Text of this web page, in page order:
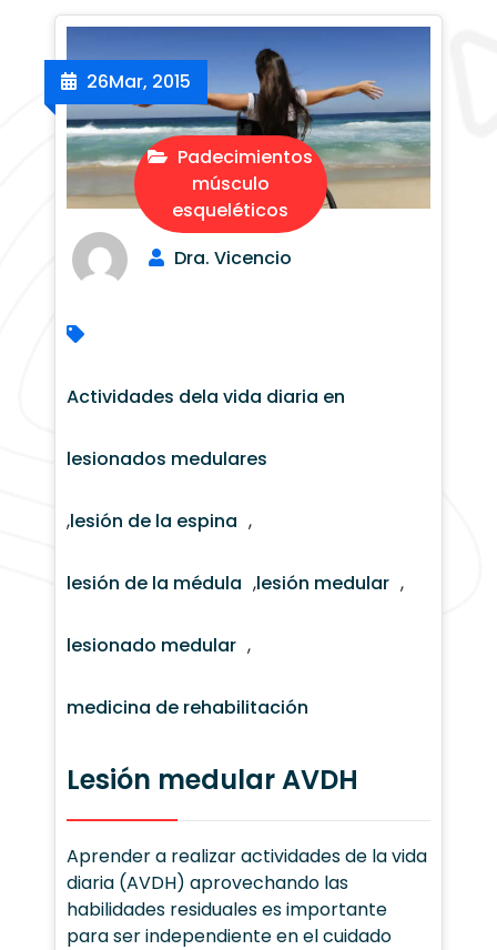
Padecimientos
músculo
esqueléticos
26Mar, 2015
Dra. Vicencio
Actividades dela vida diaria en
lesionados medulares
,lesión de la espina ,
lesión de la médula ,lesión medular ,
lesionado medular ,
medicina de rehabilitación
Lesión medular AVDH
Aprender a realizar actividades de la vida
diaria (AVDH) aprovechando las
habilidades residuales es importante
para ser independiente en el cuidado